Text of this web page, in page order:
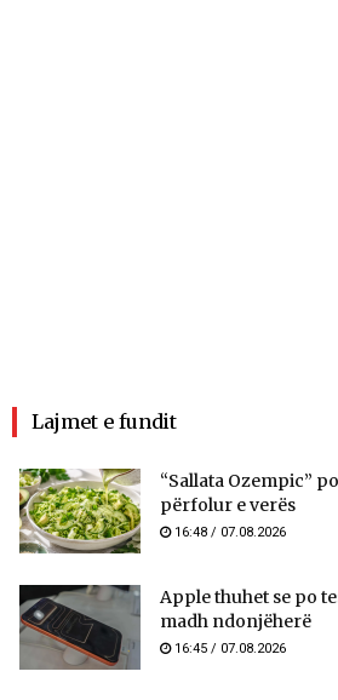
Lajmet e fundit
“Sallata Ozempic”
përfolur e verës
16:48 / 07.08.2026
Apple thuhet se po
madh ndonjëherë
16:45 / 07.08.2026